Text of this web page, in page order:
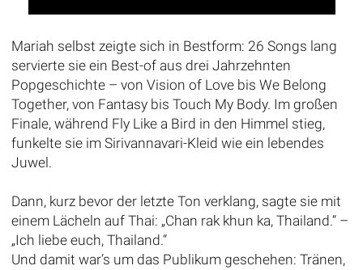
Mariah selbst zeigte sich in Bestform: 26 Songs lang
servierte sie ein Best-of aus drei Jahrzehnten
Popgeschichte – von Vision of Love bis We Belong
Together, von Fantasy bis Touch My Body. Im großen
Finale, während Fly Like a Bird in den Himmel stieg,
funkelte sie im Sirivannavari-Kleid wie ein lebendes
Juwel.
Dann, kurz bevor der letzte Ton verklang, sagte sie mit
einem Lächeln auf Thai: „Chan rak khun ka, Thailand.“ –
„Ich liebe euch, Thailand.“
Und damit war’s um das Publikum geschehen: Tränen,